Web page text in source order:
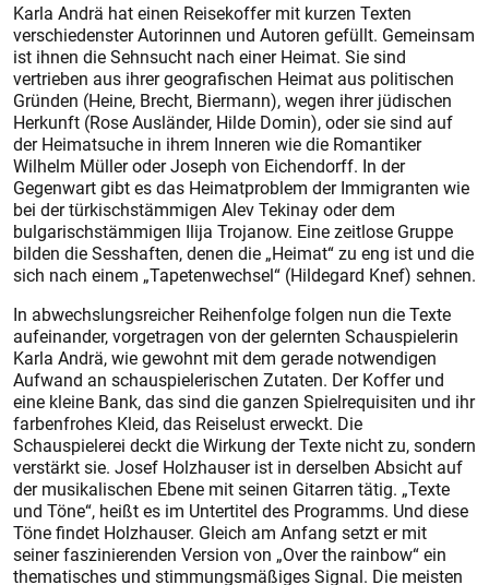
Karla Andrä hat einen Reisekoffer mit kurzen Texten
verschiedenster Autorinnen und Autoren gefüllt. Gemeinsam
ist ihnen die Sehnsucht nach einer Heimat. Sie sind
vertrieben aus ihrer geografischen Heimat aus politischen
Gründen (Heine, Brecht, Biermann), wegen ihrer jüdischen
Herkunft (Rose Ausländer, Hilde Domin), oder sie sind auf
der Heimatsuche in ihrem Inneren wie die Romantiker
Wilhelm Müller oder Joseph von Eichendorff. In der
Gegenwart gibt es das Heimatproblem der Immigranten wie
bei der türkischstämmigen Alev Tekinay oder dem
bulgarischstämmigen Ilija Trojanow. Eine zeitlose Gruppe
bilden die Sesshaften, denen die „Heimat“ zu eng ist und die
sich nach einem „Tapetenwechsel“ (Hildegard Knef) sehnen.
In abwechslungsreicher Reihenfolge folgen nun die Texte
aufeinander, vorgetragen von der gelernten Schauspielerin
Karla Andrä, wie gewohnt mit dem gerade notwendigen
Aufwand an schauspielerischen Zutaten. Der Koffer und
eine kleine Bank, das sind die ganzen Spielrequisiten und ihr
farbenfrohes Kleid, das Reiselust erweckt. Die
Schauspielerei deckt die Wirkung der Texte nicht zu, sondern
verstärkt sie. Josef Holzhauser ist in derselben Absicht auf
der musikalischen Ebene mit seinen Gitarren tätig. „Texte
und Töne“, heißt es im Untertitel des Programms. Und diese
Töne findet Holzhauser. Gleich am Anfang setzt er mit
seiner faszinierenden Version von „Over the rainbow“ ein
thematisches und stimmungsmäßiges Signal. Die meisten